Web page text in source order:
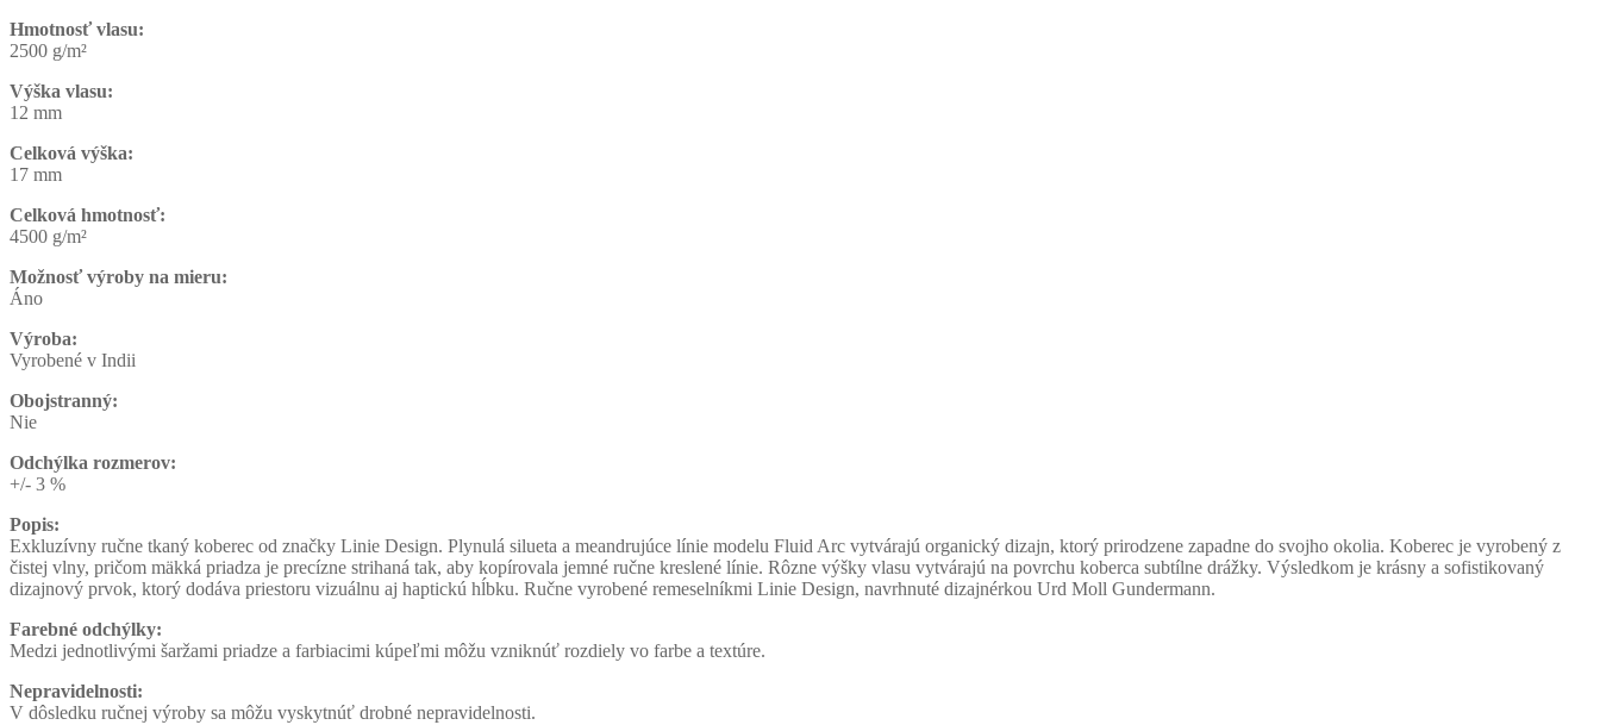
Hmotnosť vlasu:
2500 g/m²
Výška vlasu:
12 mm
Celková výška:
17 mm
Celková hmotnosť:
4500 g/m²
Možnosť výroby na mieru:
Áno
Výroba:
Vyrobené v Indii
Obojstranný:
Nie
Odchýlka rozmerov:
+/- 3 %
Popis:
Exkluzívny ručne tkaný koberec od značky Linie Design. Plynulá silueta a meandrujúce línie modelu Fluid Arc vytvárajú organický dizajn, ktorý prirodzene zapadne do svojho okolia. Koberec je vyrobený z
čistej vlny, pričom mäkká priadza je precízne strihaná tak, aby kopírovala jemné ručne kreslené línie. Rôzne výšky vlasu vytvárajú na povrchu koberca subtílne drážky. Výsledkom je krásny a sofistikovaný
dizajnový prvok, ktorý dodáva priestoru vizuálnu aj haptickú hĺbku. Ručne vyrobené remeselníkmi Linie Design, navrhnuté dizajnérkou Urd Moll Gundermann.
Farebné odchýlky:
Medzi jednotlivými šaržami priadze a farbiacimi kúpeľmi môžu vzniknúť rozdiely vo farbe a textúre.
Nepravidelnosti:
V dôsledku ručnej výroby sa môžu vyskytnúť drobné nepravidelnosti.